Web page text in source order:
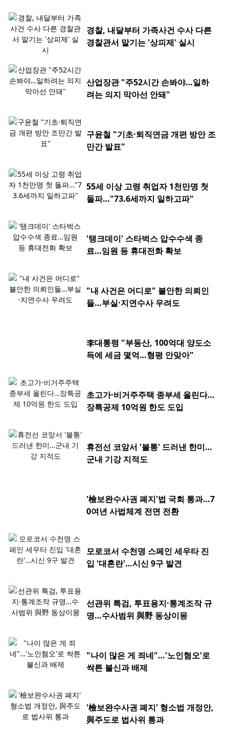
경찰, 내달부터 가족사건 수사 다른
경찰관서 맡기는 '상피제' 실시
산업장관 "주52시간 손봐야…일하
려는 의지 막아선 안돼"
구윤철 "기초·퇴직연금 개편 방안 조
만간 발표"
55세 이상 고령 취업자 1천만명 첫
돌파…"73.6세까지 일하고파"
'탱크데이' 스타벅스 압수수색 종
료…임원 등 휴대전화 확보
"내 사건은 어디로" 불안한 의뢰인
들…부실·지연수사 우려도
李대통령 "부동산, 100억대 양도소
득에 세금 몇억…형평 안맞아"
초고가·비거주주택 종부세 올린다…
장특공제 10억원 한도 도입
휴전선 코앞서 '불통' 드러낸 한미…
군내 기강 지적도
'檢보완수사권 폐지'법 국회 통과…7
0여년 사법체계 전면 전환
모로코서 수천명 스페인 세우타 진
입 '대혼란'…시신 9구 발견
선관위 특검, 투표용지·통계조작 규
명…수사범위 與野 동상이몽
"나이 많은 게 죄네"…'노인혐오'로
싹튼 불신과 배제
'檢보완수사권 폐지' 형소법 개정안,
與주도로 법사위 통과